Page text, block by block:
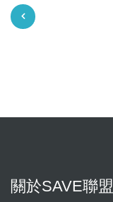
關於SAVE聯盟